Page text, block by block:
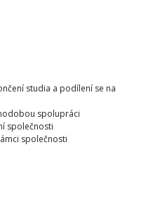
studia a podílení se na
spolupráci
společnosti
společnosti